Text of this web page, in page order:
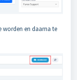
worden en daarna te